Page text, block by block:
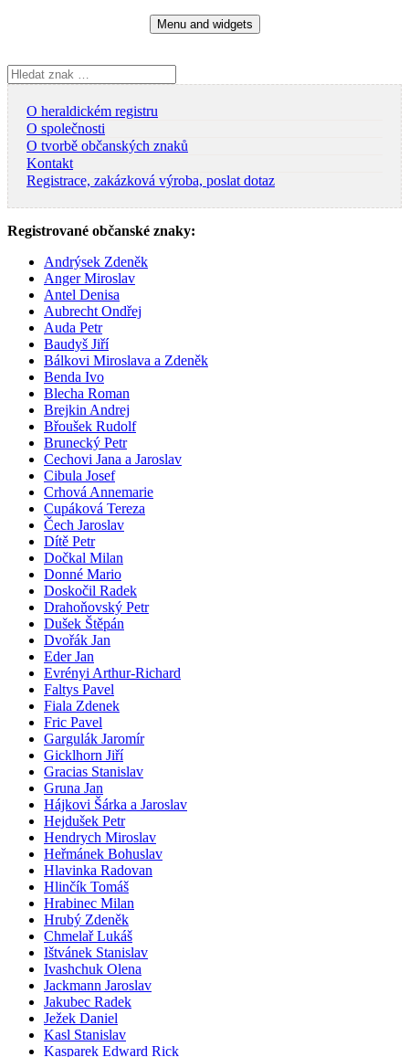
Menu and widgets
Vyhledávání
O heraldickém registru
O společnosti
O tvorbě občanských znaků
Kontakt
Registrace, zakázková výroba, poslat dotaz
Registrované občanské znaky:
Andrýsek Zdeněk
Anger Miroslav
Antel Denisa
Aubrecht Ondřej
Auda Petr
Baudyš Jiří
Bálkovi Miroslava a Zdeněk
Benda Ivo
Blecha Roman
Brejkin Andrej
Břoušek Rudolf
Brunecký Petr
Cechovi Jana a Jaroslav
Cibula Josef
Crhová Annemarie
Cupáková Tereza
Čech Jaroslav
Dítě Petr
Dočkal Milan
Donné Mario
Doskočil Radek
Drahoňovský Petr
Dušek Štěpán
Dvořák Jan
Eder Jan
Evrényi Arthur-Richard
Faltys Pavel
Fiala Zdenek
Fric Pavel
Gargulák Jaromír
Gicklhorn Jiří
Gracias Stanislav
Gruna Jan
Hájkovi Šárka a Jaroslav
Hejdušek Petr
Hendrych Miroslav
Heřmánek Bohuslav
Hlavinka Radovan
Hlinčík Tomáš
Hrabinec Milan
Hrubý Zdeněk
Chmelař Lukáš
Ištvánek Stanislav
Ivashchuk Olena
Jackmann Jaroslav
Jakubec Radek
Ježek Daniel
Kasl Stanislav
Kasparek Edward Rick